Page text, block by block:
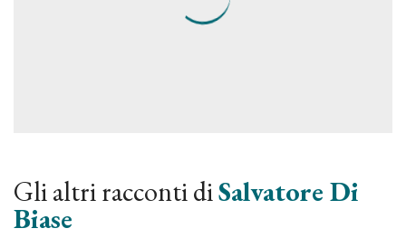
Gli altri racconti diSalvatore Di
Biase